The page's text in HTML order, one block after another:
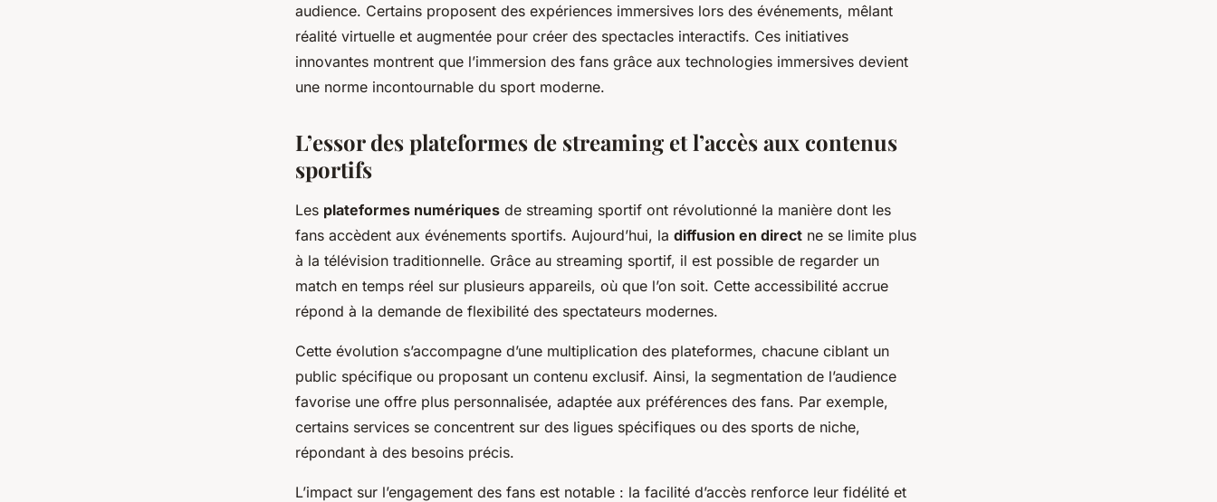
audience. Certains proposent des expériences immersives lors des événements, mêlant
réalité virtuelle et augmentée pour créer des spectacles interactifs. Ces initiatives
innovantes montrent que l’immersion des fans grâce aux technologies immersives devient
une norme incontournable du sport moderne.
L’essor des plateformes de streaming et l’accès aux contenus
sportifs
Les plateformes numériques de streaming sportif ont révolutionné la manière dont les
fans accèdent aux événements sportifs. Aujourd’hui, la diffusion en direct ne se limite plus
à la télévision traditionnelle. Grâce au streaming sportif, il est possible de regarder un
match en temps réel sur plusieurs appareils, où que l’on soit. Cette accessibilité accrue
répond à la demande de flexibilité des spectateurs modernes.
Cette évolution s’accompagne d’une multiplication des plateformes, chacune ciblant un
public spécifique ou proposant un contenu exclusif. Ainsi, la segmentation de l’audience
favorise une offre plus personnalisée, adaptée aux préférences des fans. Par exemple,
certains services se concentrent sur des ligues spécifiques ou des sports de niche,
répondant à des besoins précis.
L’impact sur l’engagement des fans est notable : la facilité d’accès renforce leur fidélité et